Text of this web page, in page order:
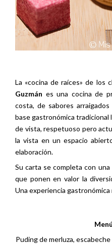
La «cocina de raíces» de los
Guzmán es una cocina de
costa, de sabores
base gastronómica tradicional
de vista, respetuoso pero
la vista en un espacio
elaboración.
Su carta se completa con
que ponen en valor la
Una experiencia gastronómica
Puding de merluza,